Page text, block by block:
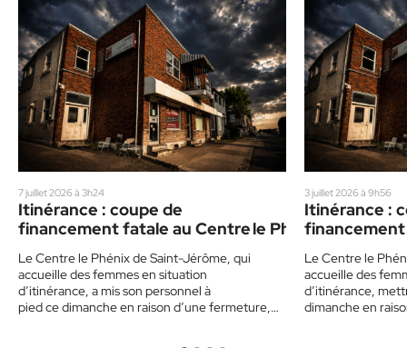
7 juillet 2026 à 3h24
Itinérance : coupe de
financement fatale au Centre le Phénix
Le Centre le Phénix de Saint-Jérôme, qui
accueille des femmes en situation
d’itinérance, a mis son personnel à
pied ce dimanche en raison d’une fermeture,
3 juillet 2026 à 9h56
Itinérance :
Le Centre le
accueille des
d’itinérance,
dimanche en